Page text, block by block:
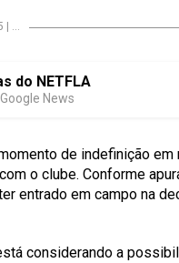
...
do NETFLA
News
de indefinição
o clube. Conforme
entrado em campo na
considerando a